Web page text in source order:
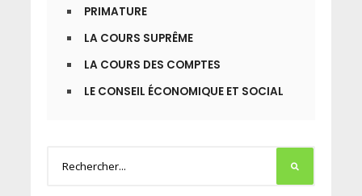
PRIMATURE
LA COURS SUPRÊME
LA COURS DES COMPTES
LE CONSEIL ÉCONOMIQUE ET SOCIAL